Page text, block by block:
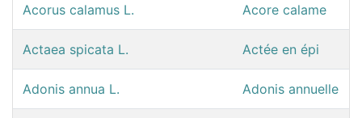
Acorus calamus L. Acore calame
Actaea spicata L. Actée en épi
Adonis annua L. Adonis annuelle